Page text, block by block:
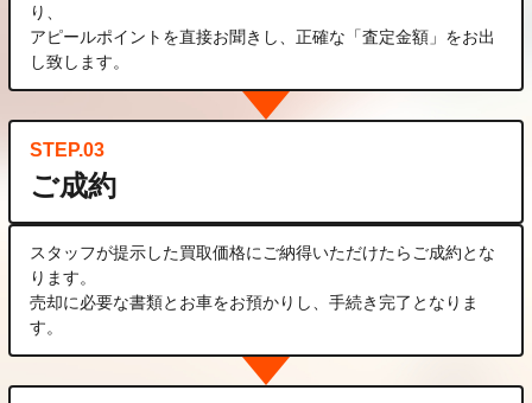
り、
アピールポイントを直接お聞きし、正確な「査定金額」をお出
し致します。
STEP.03
ご成約
スタッフが提示した買取価格にご納得いただけたらご成約とな
ります。
売却に必要な書類とお車をお預かりし、手続き完了となりま
す。